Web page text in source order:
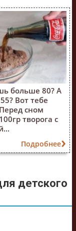
больше 80? А
Вот тебе
сном
творога с
Подробнее
детского